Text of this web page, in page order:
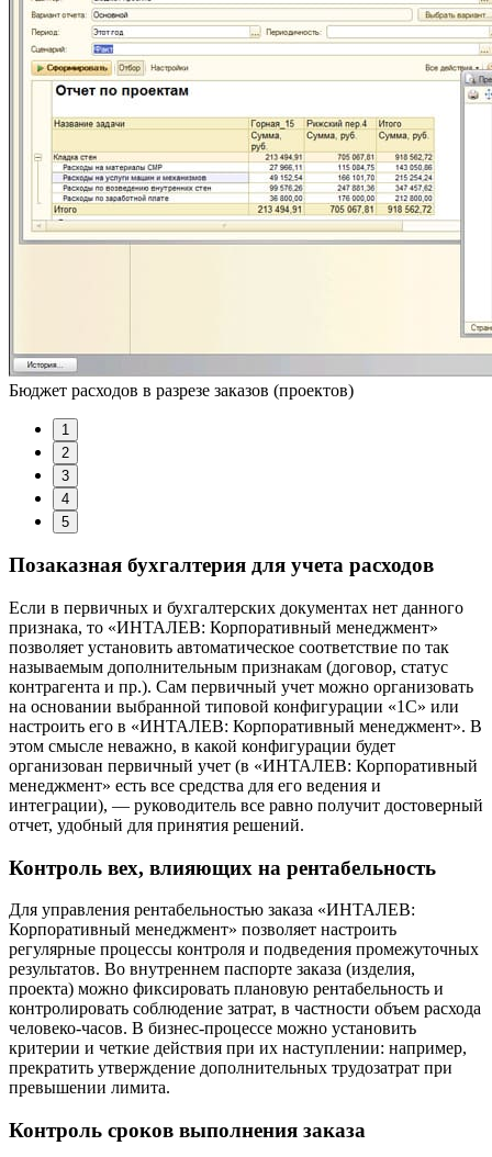
Бюджет расходов в разрезе заказов (проектов)
1
2
3
4
5
Позаказная бухгалтерия для учета расходов
Если в первичных и бухгалтерских документах нет данного
признака, то «ИНТАЛЕВ: Корпоративный менеджмент»
позволяет установить автоматическое соответствие по так
называемым дополнительным признакам (договор, статус
контрагента и пр.). Сам первичный учет можно организовать
на основании выбранной типовой конфигурации «1С» или
настроить его в «ИНТАЛЕВ: Корпоративный менеджмент». В
этом смысле неважно, в какой конфигурации будет
организован первичный учет (в «ИНТАЛЕВ: Корпоративный
менеджмент» есть все средства для его ведения и
интеграции), — руководитель все равно получит достоверный
отчет, удобный для принятия решений.
Контроль вех, влияющих на рентабельность
Для управления рентабельностью заказа «ИНТАЛЕВ:
Корпоративный менеджмент» позволяет настроить
регулярные процессы контроля и подведения промежуточных
результатов. Во внутреннем паспорте заказа (изделия,
проекта) можно фиксировать плановую рентабельность и
контролировать соблюдение затрат, в частности объем расхода
человеко-часов. В бизнес-процессе можно установить
критерии и четкие действия при их наступлении: например,
прекратить утверждение дополнительных трудозатрат при
превышении лимита.
Контроль сроков выполнения заказа